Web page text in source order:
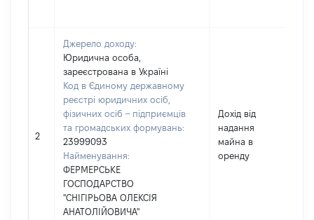
2
Джерело доходу:
Юридична особа,
зареєстрована в Україні
Код в Єдиному державному
реєстрі юридичних осіб,
фізичних осіб – підприємців
та громадських формувань:
23999093
Найменування:
ФЕРМЕРСЬКЕ
ГОСПОДАРСТВО
"СНІГІРЬОВА ОЛЕКСІЯ
АНАТОЛІЙОВИЧА"
Дохід від
надання
майна в
оренду